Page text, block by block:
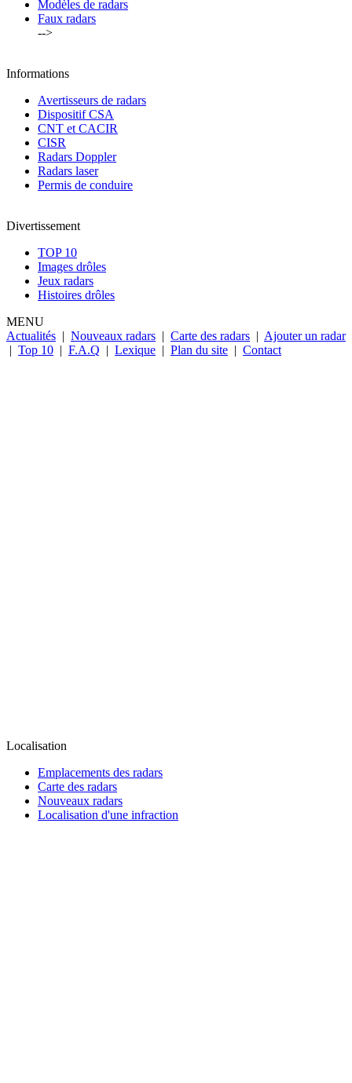
Modèles de radars
Faux radars
-->
Informations
Avertisseurs de radars
Dispositif CSA
CNT et CACIR
CISR
Radars Doppler
Radars laser
Permis de conduire
Divertissement
TOP 10
Images drôles
Jeux radars
Histoires drôles
MENU
Actualités | Nouveaux radars | Carte des radars | Ajouter un radar
| Top 10 | F.A.Q | Lexique | Plan du site | Contact
Localisation
Emplacements des radars
Carte des radars
Nouveaux radars
Localisation d'une infraction